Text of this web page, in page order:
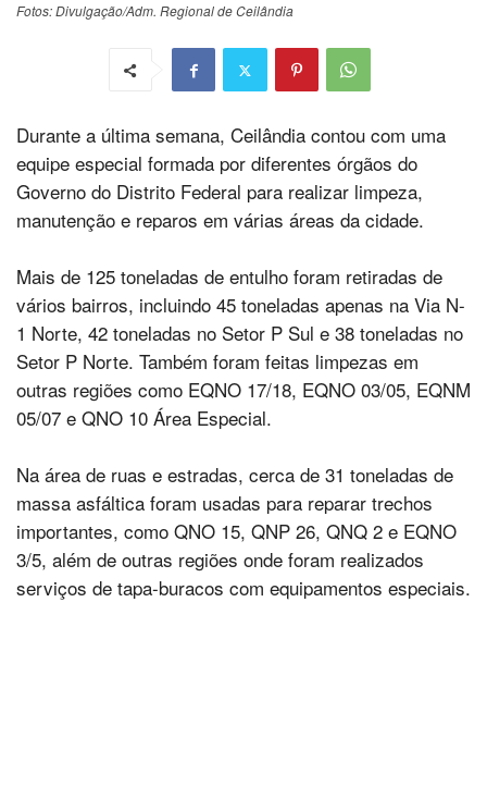
Fotos: Divulgação/Adm. Regional de Ceilândia
Durante a última semana, Ceilândia contou com uma
equipe especial formada por diferentes órgãos do
Governo do Distrito Federal para realizar limpeza,
manutenção e reparos em várias áreas da cidade.
Mais de 125 toneladas de entulho foram retiradas de
vários bairros, incluindo 45 toneladas apenas na Via N-
1 Norte, 42 toneladas no Setor P Sul e 38 toneladas no
Setor P Norte. Também foram feitas limpezas em
outras regiões como EQNO 17/18, EQNO 03/05, EQNM
05/07 e QNO 10 Área Especial.
Na área de ruas e estradas, cerca de 31 toneladas de
massa asfáltica foram usadas para reparar trechos
importantes, como QNO 15, QNP 26, QNQ 2 e EQNO
3/5, além de outras regiões onde foram realizados
serviços de tapa-buracos com equipamentos especiais.